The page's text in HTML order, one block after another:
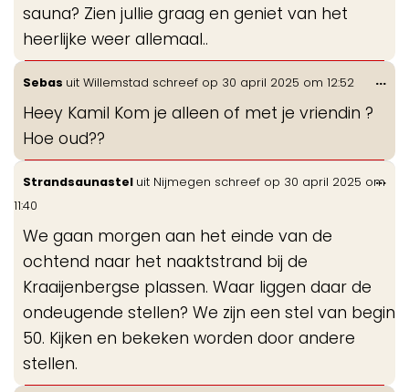
sauna? Zien jullie graag en geniet van het
heerlijke weer allemaal..
Sebas uit Willemstad schreef op 30 april 2025 om 12:52
Heey Kamil Kom je alleen of met je vriendin ?
Hoe oud??
...
Strandsaunastel uit Nijmegen schreef op 30 april 2025 om
11:40
We gaan morgen aan het einde van de
ochtend naar het naaktstrand bij de
Kraaijenbergse plassen. Waar liggen daar de
ondeugende stellen? We zijn een stel van begin
50. Kijken en bekeken worden door andere
stellen.
...